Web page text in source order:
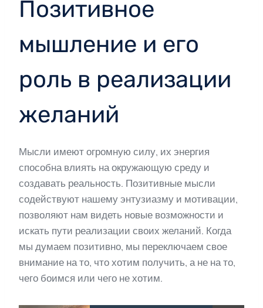
Позитивное
мышление и его
роль в реализации
желаний
Мысли имеют огромную силу, их энергия
способна влиять на окружающую среду и
создавать реальность. Позитивные мысли
содействуют нашему энтузиазму и мотивации,
позволяют нам видеть новые возможности и
искать пути реализации своих желаний. Когда
мы думаем позитивно, мы переключаем свое
внимание на то, что хотим получить, а не на то,
чего боимся или чего не хотим.